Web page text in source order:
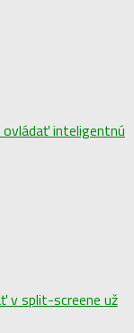
ovládať inteligentnú
v split-screene už